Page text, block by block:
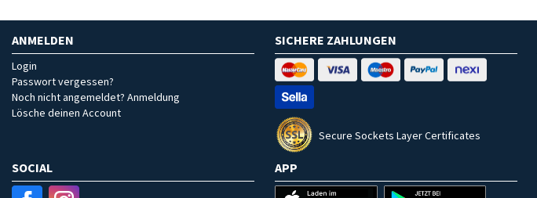
ANMELDEN
Login
Passwort vergessen?
Noch nicht angemeldet? Anmeldung
Lösche deinen Account
SICHERE ZAHLUNGEN
Secure Sockets Layer Certificates
SOCIAL APP